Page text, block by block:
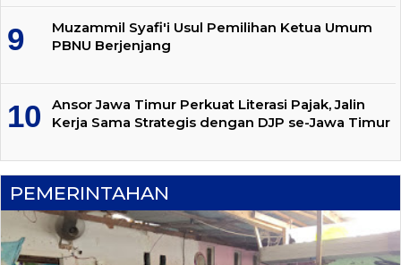
Muzammil Syafi'i Usul Pemilihan Ketua Umum
PBNU Berjenjang
Ansor Jawa Timur Perkuat Literasi Pajak, Jalin
Kerja Sama Strategis dengan DJP se-Jawa Timur
PEMERINTAHAN